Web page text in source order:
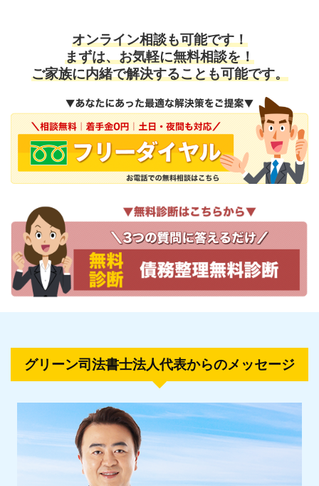
オンライン相談も可能です！
まずは、お気軽に無料相談を！
ご家族に内緒で解決することも可能です。
グリーン司法書士法人代表からのメッセージ